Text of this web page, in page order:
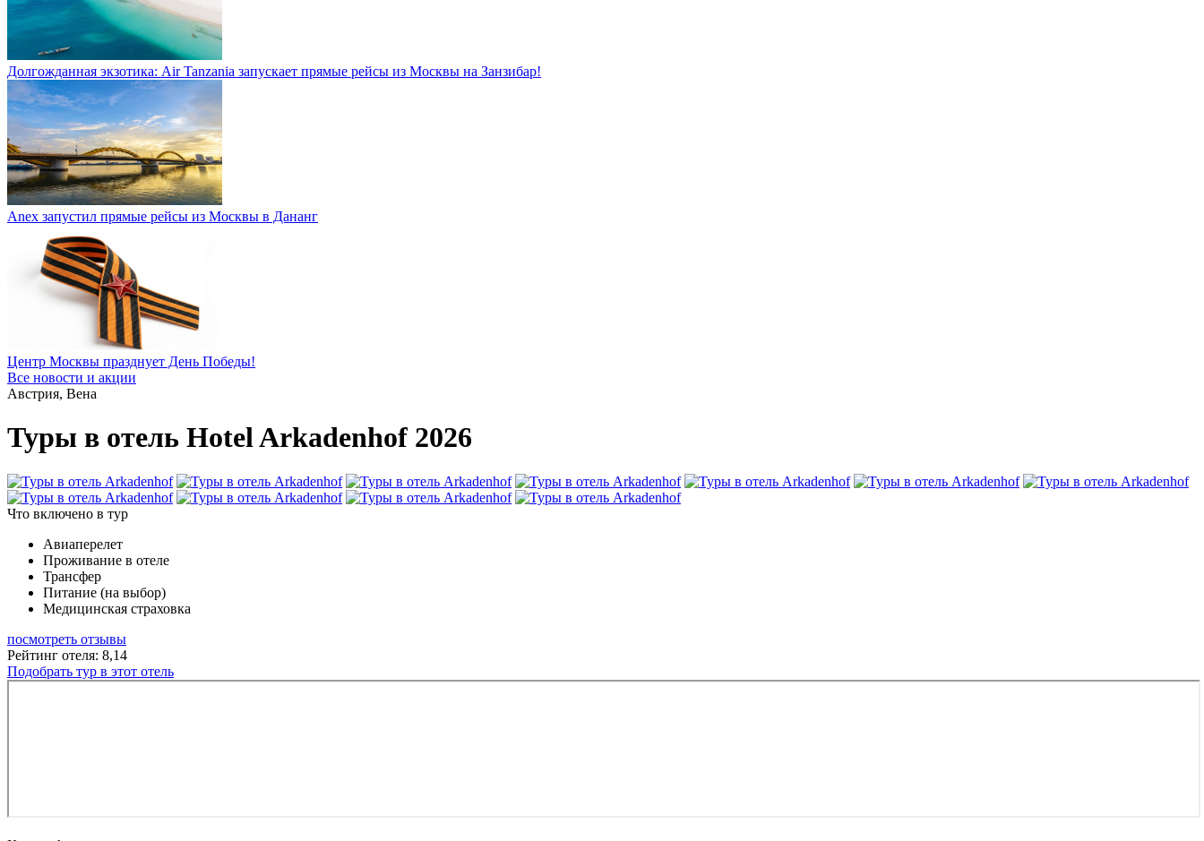
Долгожданная экзотика: Air Tanzania запускает прямые рейсы из Москвы на Занзибар!
Anex запустил прямые рейсы из Москвы в Дананг
Центр Москвы празднует День Победы!
Все новости и акции
Австрия, Вена
Туры в отель Hotel Arkadenhof 2026
Что включено в тур
Авиаперелет
Проживание в отеле
Трансфер
Питание (на выбор)
Медицинская страховка
посмотреть отзывы
Рейтинг отеля: 8,14
Подобрать тур в этот отель